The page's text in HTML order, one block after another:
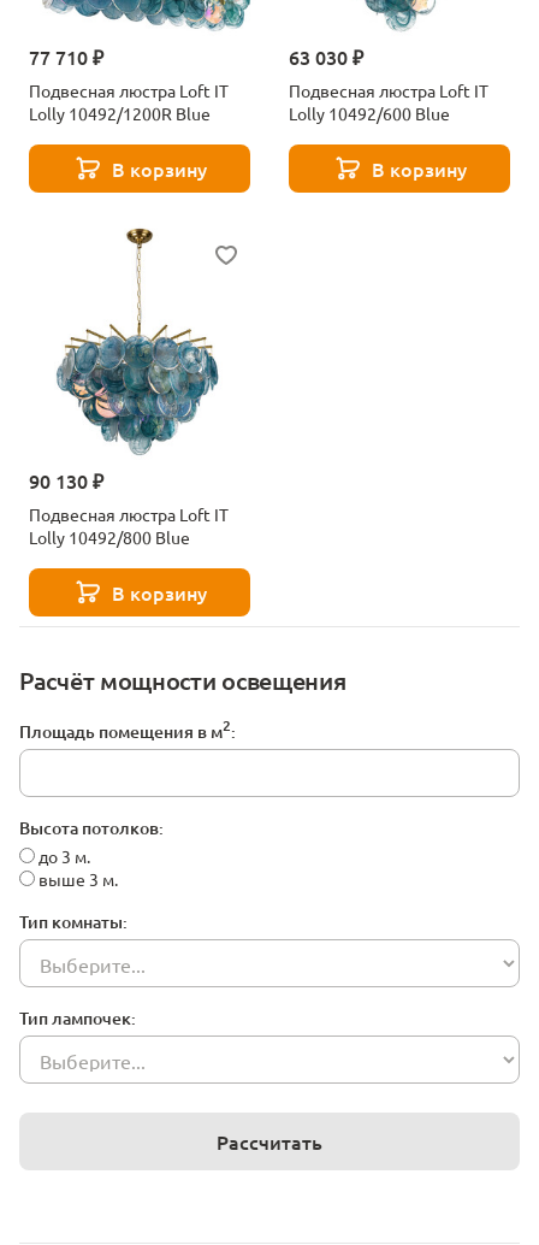
Расчёт мощности освещения
Площадь помещения в м2:
Высота потолков:
до 3 м.
выше 3 м.
Тип комнаты:
Тип лампочек:
Рассчитать
77 710 ₽
Подвесная люстра Loft IT
Lolly 10492/1200R Blue
В корзину
63 030 ₽
Подвесная люстра Loft IT
Lolly 10492/600 Blue
В корзину
90 130 ₽
Подвесная люстра Loft IT
Lolly 10492/800 Blue
В корзину